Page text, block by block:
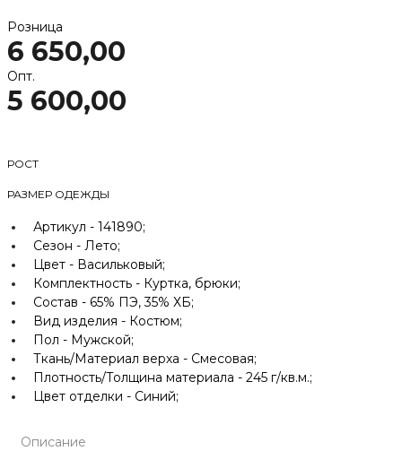
Розница
6 650,00
Опт.
5 600,00
РОСТ
РАЗМЕР ОДЕЖДЫ
Артикул - 141890;
Сезон - Лето;
Цвет - Васильковый;
Комплектность - Куртка, брюки;
Состав - 65% ПЭ, 35% ХБ;
Вид изделия - Костюм;
Пол - Мужской;
Ткань/Материал верха - Смесовая;
Плотность/Толщина материала - 245 г/кв.м.;
Цвет отделки - Синий;
Описание